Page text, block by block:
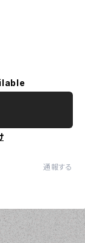
通報する